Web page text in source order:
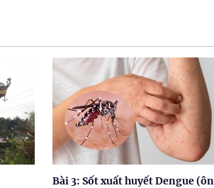
Bài 3: Sốt xuất huyết Dengue (ôn